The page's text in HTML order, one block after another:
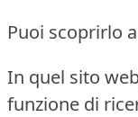
Puoi scoprirlo
In quel sito
funzione di